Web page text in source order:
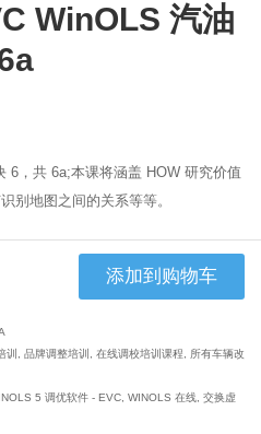
WinOLS 汽油
6，共 6a;本课将涵盖 HOW 研究价值
别地图之间的关系等等。
添加到购物车
训 , 品牌调整培训 , 在线调校培训课程, 所有车辆改
5 调优软件 - EVC, WINOLS 在线, 交换虚